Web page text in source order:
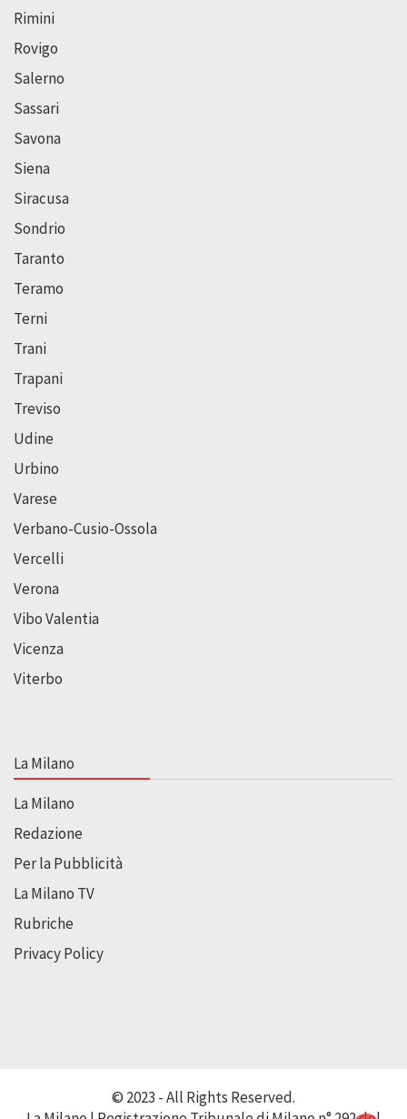
Rimini
Rovigo
Salerno
Sassari
Savona
Siena
Siracusa
Sondrio
Taranto
Teramo
Terni
Trani
Trapani
Treviso
Udine
Urbino
Varese
Verbano-Cusio-Ossola
Vercelli
Verona
Vibo Valentia
Vicenza
Viterbo
La Milano
La Milano
Redazione
Per la Pubblicità
La Milano TV
Rubriche
Privacy Policy
© 2023 - All Rights Reserved.